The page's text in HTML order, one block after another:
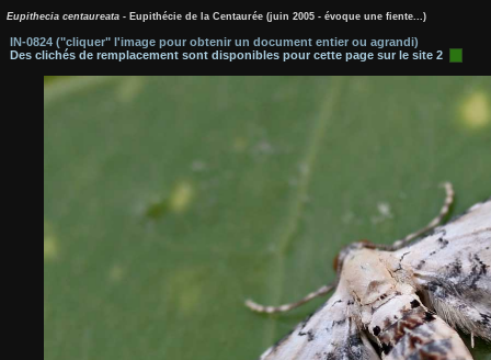
Eupithecia centaureata - Eupithécie de la Centaurée (juin 2005 - évoque une fiente...)
IN-0824 ("cliquer" l'image pour obtenir un document entier ou agrandi)
Des clichés de remplacement sont disponibles pour cette page sur le site 2